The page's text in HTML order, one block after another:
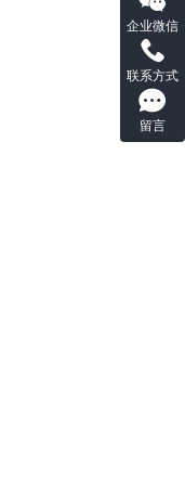
企业微信
联系方式
留言